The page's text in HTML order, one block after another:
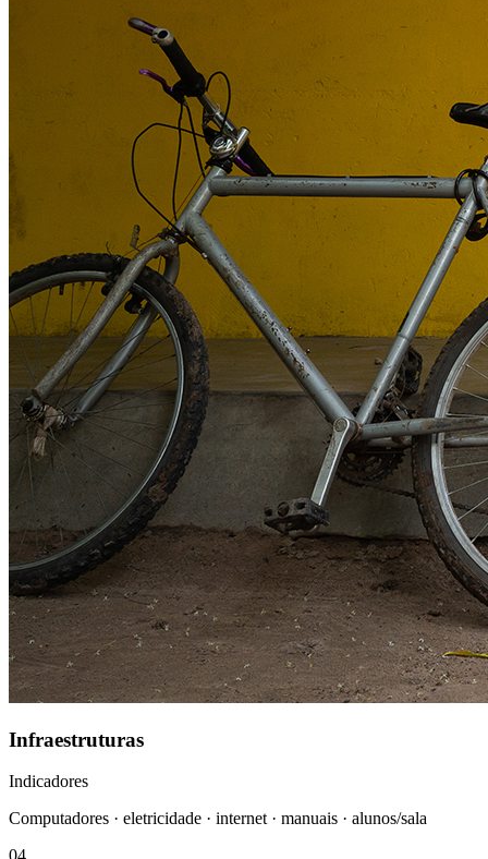
Infraestruturas
Indicadores
Computadores · eletricidade · internet · manuais · alunos/sala